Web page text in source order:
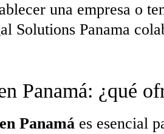
una empresa o
Solutions Panama
Panamá: ¿qué
Panamá es esencial